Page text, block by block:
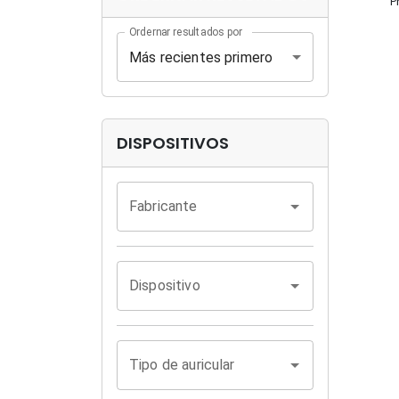
Ordernar resultados por
Más recientes primero
DISPOSITIVOS
Fabricante
Dispositivo
Tipo de auricular